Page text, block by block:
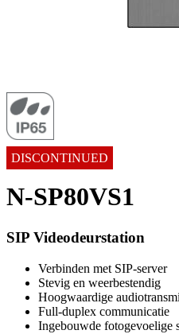
DISCONTINUED
N-SP80VS1
SIP Videodeurstation
Verbinden met SIP-server
Stevig en weerbestendig
Hoogwaardige
Full-duplex communicatie
Ingebouwde fotogevoelige